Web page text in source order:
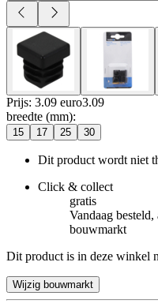
Prijs: 3.09 euro3.09
breedte (mm):
15 17 25 30
Dit product wordt niet
Click & collect
gratis
Vandaag
bouwmarkt
Dit product is in deze winkel
Wijzig bouwmarkt